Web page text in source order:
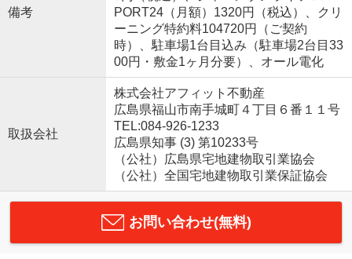
備考
PORT24（月額）1320円（税込）、クリ
ーニング特約料104720円（ご契約
時）、駐車場1台目込み（駐車場2台目33
00円・敷金1ヶ月分要）、オール電化
取扱会社
株式会社アフィット不動産
広島県福山市南手城町４丁目６番１１号
TEL:084-926-1233
広島県知事 (3) 第10233号
（公社）広島県宅地建物取引業協会
（公社）全国宅地建物取引業保証協会
お問い合わせ(無料)